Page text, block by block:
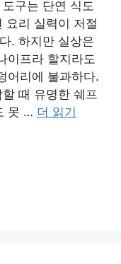
구는 단연 식도
요리 실력이 저절
. 하지만 실상은
이프라 할지라도
어리에 불과하다.
때 유명한 쉐프
못 … 더 읽기